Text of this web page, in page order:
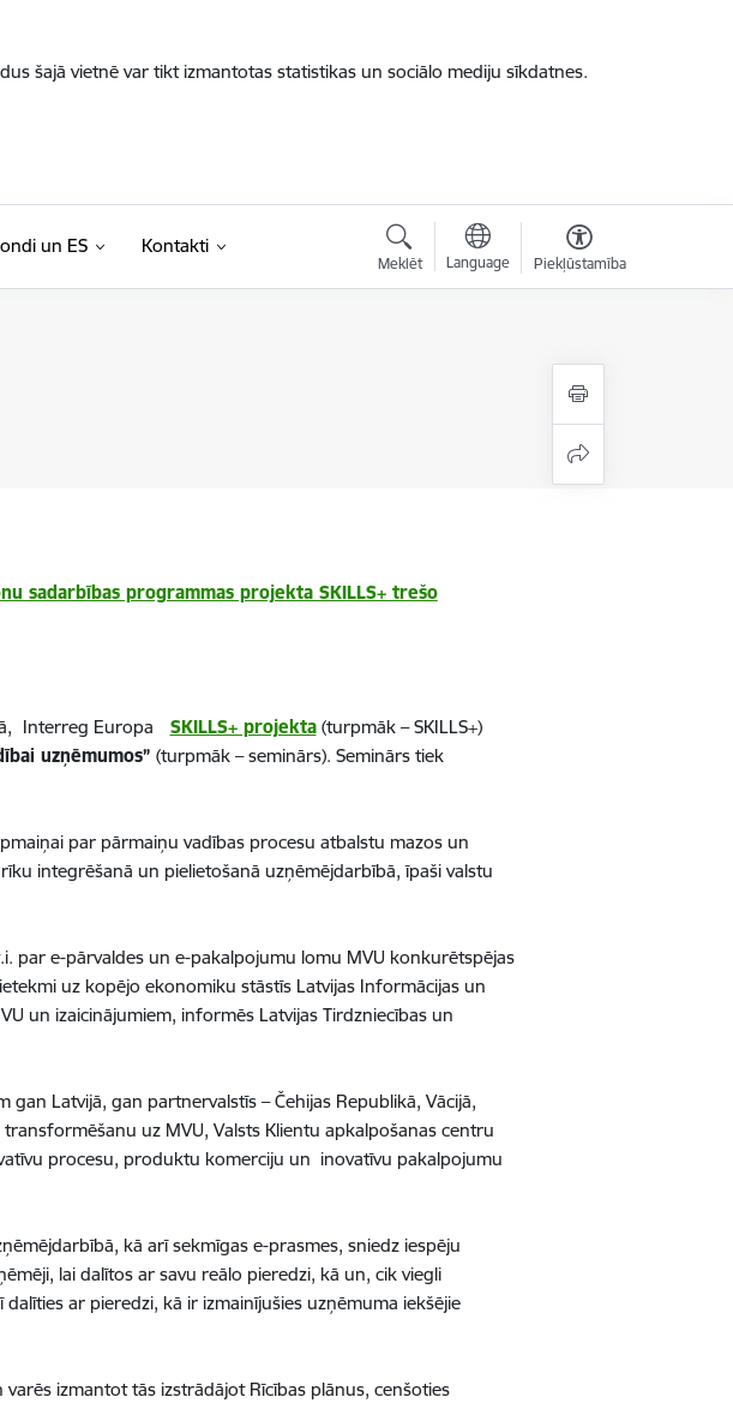
šajā vietnē var tikt izmantotas statistikas un sociālo mediju sīkdatnes.
un ES Kontakti
Meklēt Language Piekļūstamība
sadarbības programmas projekta SKILLS+ trešo
Interreg Europa SKILLS+ projekta(turpmāk – SKILLS+)
uzņēmumos” (turpmāk – seminārs). Seminārs tiek
par pārmaiņu vadības procesu atbalstu mazos un
integrēšanā un pielietošanā uzņēmējdarbībā, īpaši valstu
par e-pārvaldes un e-pakalpojumu lomu MVU konkurētspējas
uz kopējo ekonomiku stāstīs Latvijas Informācijas un
un izaicinājumiem, informēs Latvijas Tirdzniecības un
Latvijā, gan partnervalstīs – Čehijas Republikā, Vācijā,
uz MVU, Valsts Klientu apkalpošanas centru
procesu, produktu komerciju un inovatīvu pakalpojumu
kā arī sekmīgas e-prasmes, sniedz iespēju
lai dalītos ar savu reālo pieredzi, kā un, cik viegli
ar pieredzi, kā ir izmainījušies uzņēmuma iekšējie
izmantot tās izstrādājot Rīcības plānus, cenšoties